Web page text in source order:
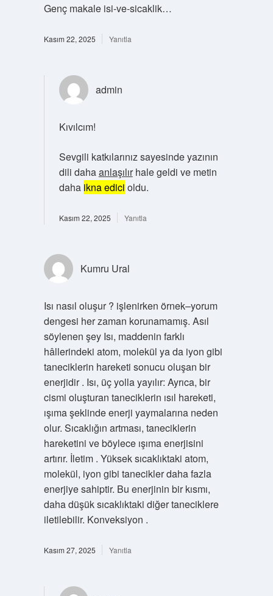
Genç makale isi-ve-sicaklik…
Kasım 22, 2025 Yanıtla
admin
Kıvılcım!
Sevgili katkılarınız sayesinde yazının
dili dahaanlaşılırhale geldi ve metin
daha ikna edici oldu.
Kasım 22, 2025 Yanıtla
Kumru Ural
Isı nasıl oluşur ? işlenirken örnek–yorum
dengesi her zaman korunamamış. Asıl
söylenen şey Isı, maddenin farklı
hâllerindeki atom, molekül ya da iyon gibi
taneciklerin hareketi sonucu oluşan bir
enerjidir . Isı, üç yolla yayılır: Ayrıca, bir
cismi oluşturan taneciklerin ısıl hareketi,
ışıma şeklinde enerji yaymalarına neden
olur. Sıcaklığın artması, taneciklerin
hareketini ve böylece ışıma enerjisini
artırır. İletim . Yüksek sıcaklıktaki atom,
molekül, iyon gibi tanecikler daha fazla
enerjiye sahiptir. Bu enerjinin bir kısmı,
daha düşük sıcaklıktaki diğer taneciklere
iletilebilir. Konveksiyon .
Kasım 27, 2025 Yanıtla